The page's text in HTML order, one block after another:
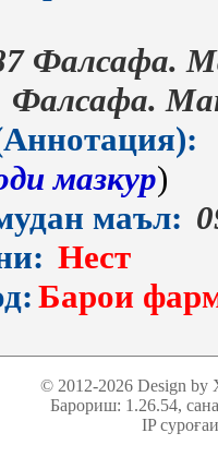
Фалсафа.
Фалсафа.
мазкур)
маъл:
Нест
Барои
© 2012-2026 Design
Барориш: 1.26.54,
IP